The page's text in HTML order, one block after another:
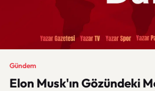
Gündem
Elon Musk'ın Gözündeki